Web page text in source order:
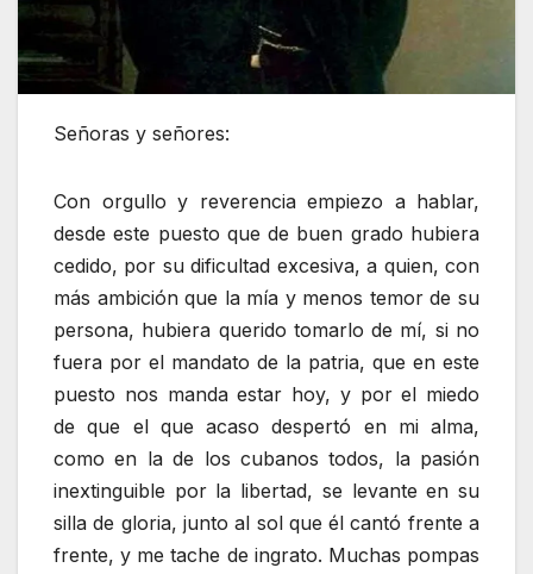
Señoras y señores:
Con orgullo y reverencia empiezo a hablar,
desde este puesto que de buen grado hubiera
cedido, por su dificultad excesiva, a quien, con
más ambición que la mía y menos temor de su
persona, hubiera querido tomarlo de mí, si no
fuera por el mandato de la patria, que en este
puesto nos manda estar hoy, y por el miedo
de que el que acaso despertó en mi alma,
como en la de los cubanos todos, la pasión
inextinguible por la libertad, se levante en su
silla de gloria, junto al sol que él cantó frente a
frente, y me tache de ingrato. Muchas pompas